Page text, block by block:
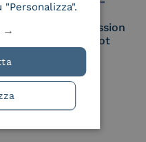
European Commission
Large Scale Pilot
Member